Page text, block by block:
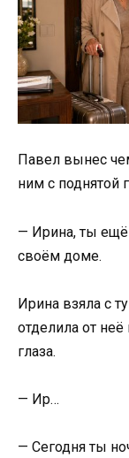
Павел вынес
ним с поднятой
— Ирина, ты
своём доме.
Ирина взяла с
отделила от
глаза.
— Ир…
— Сегодня ты